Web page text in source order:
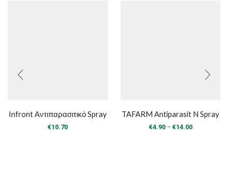
Infront Αντιπαρασιτικό Spray
€10.70
TAFARM Antiparasit N Spray
€4.90 – €14.00Price